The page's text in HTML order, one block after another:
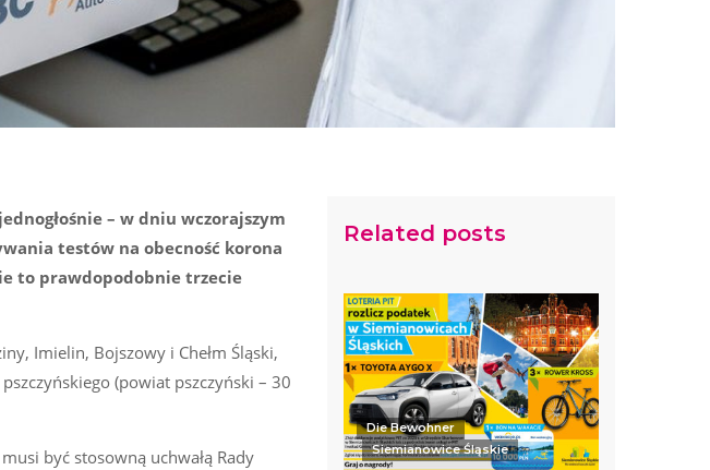
– w dniu wczorajszym
testów na obecność korona
to prawdopodobnie trzecie
Imielin, Bojszowy i Chełm Śląski,
(powiat pszczyński – 30
być stosowną uchwałą Rady
Related posts
Die Bewohner
Siemianowice Śląskie